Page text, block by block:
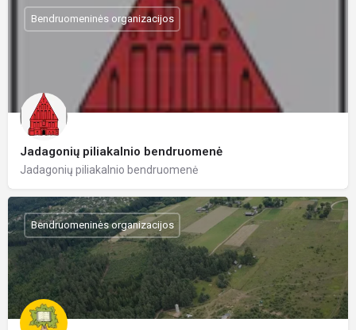
Jadagonių piliakalnio bendruomenė
Jadagonių piliakalnio bendruomenė
Bendruomeninės organizacijos
Bendruomeninės organizacijos